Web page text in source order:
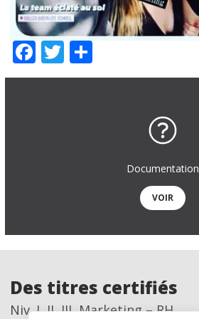
Facebook
Twitter
Documentation
VOIR
Des titres certifiés
Niv. I, II, III, Marketing – RH